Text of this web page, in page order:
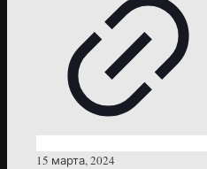
15 марта, 2024